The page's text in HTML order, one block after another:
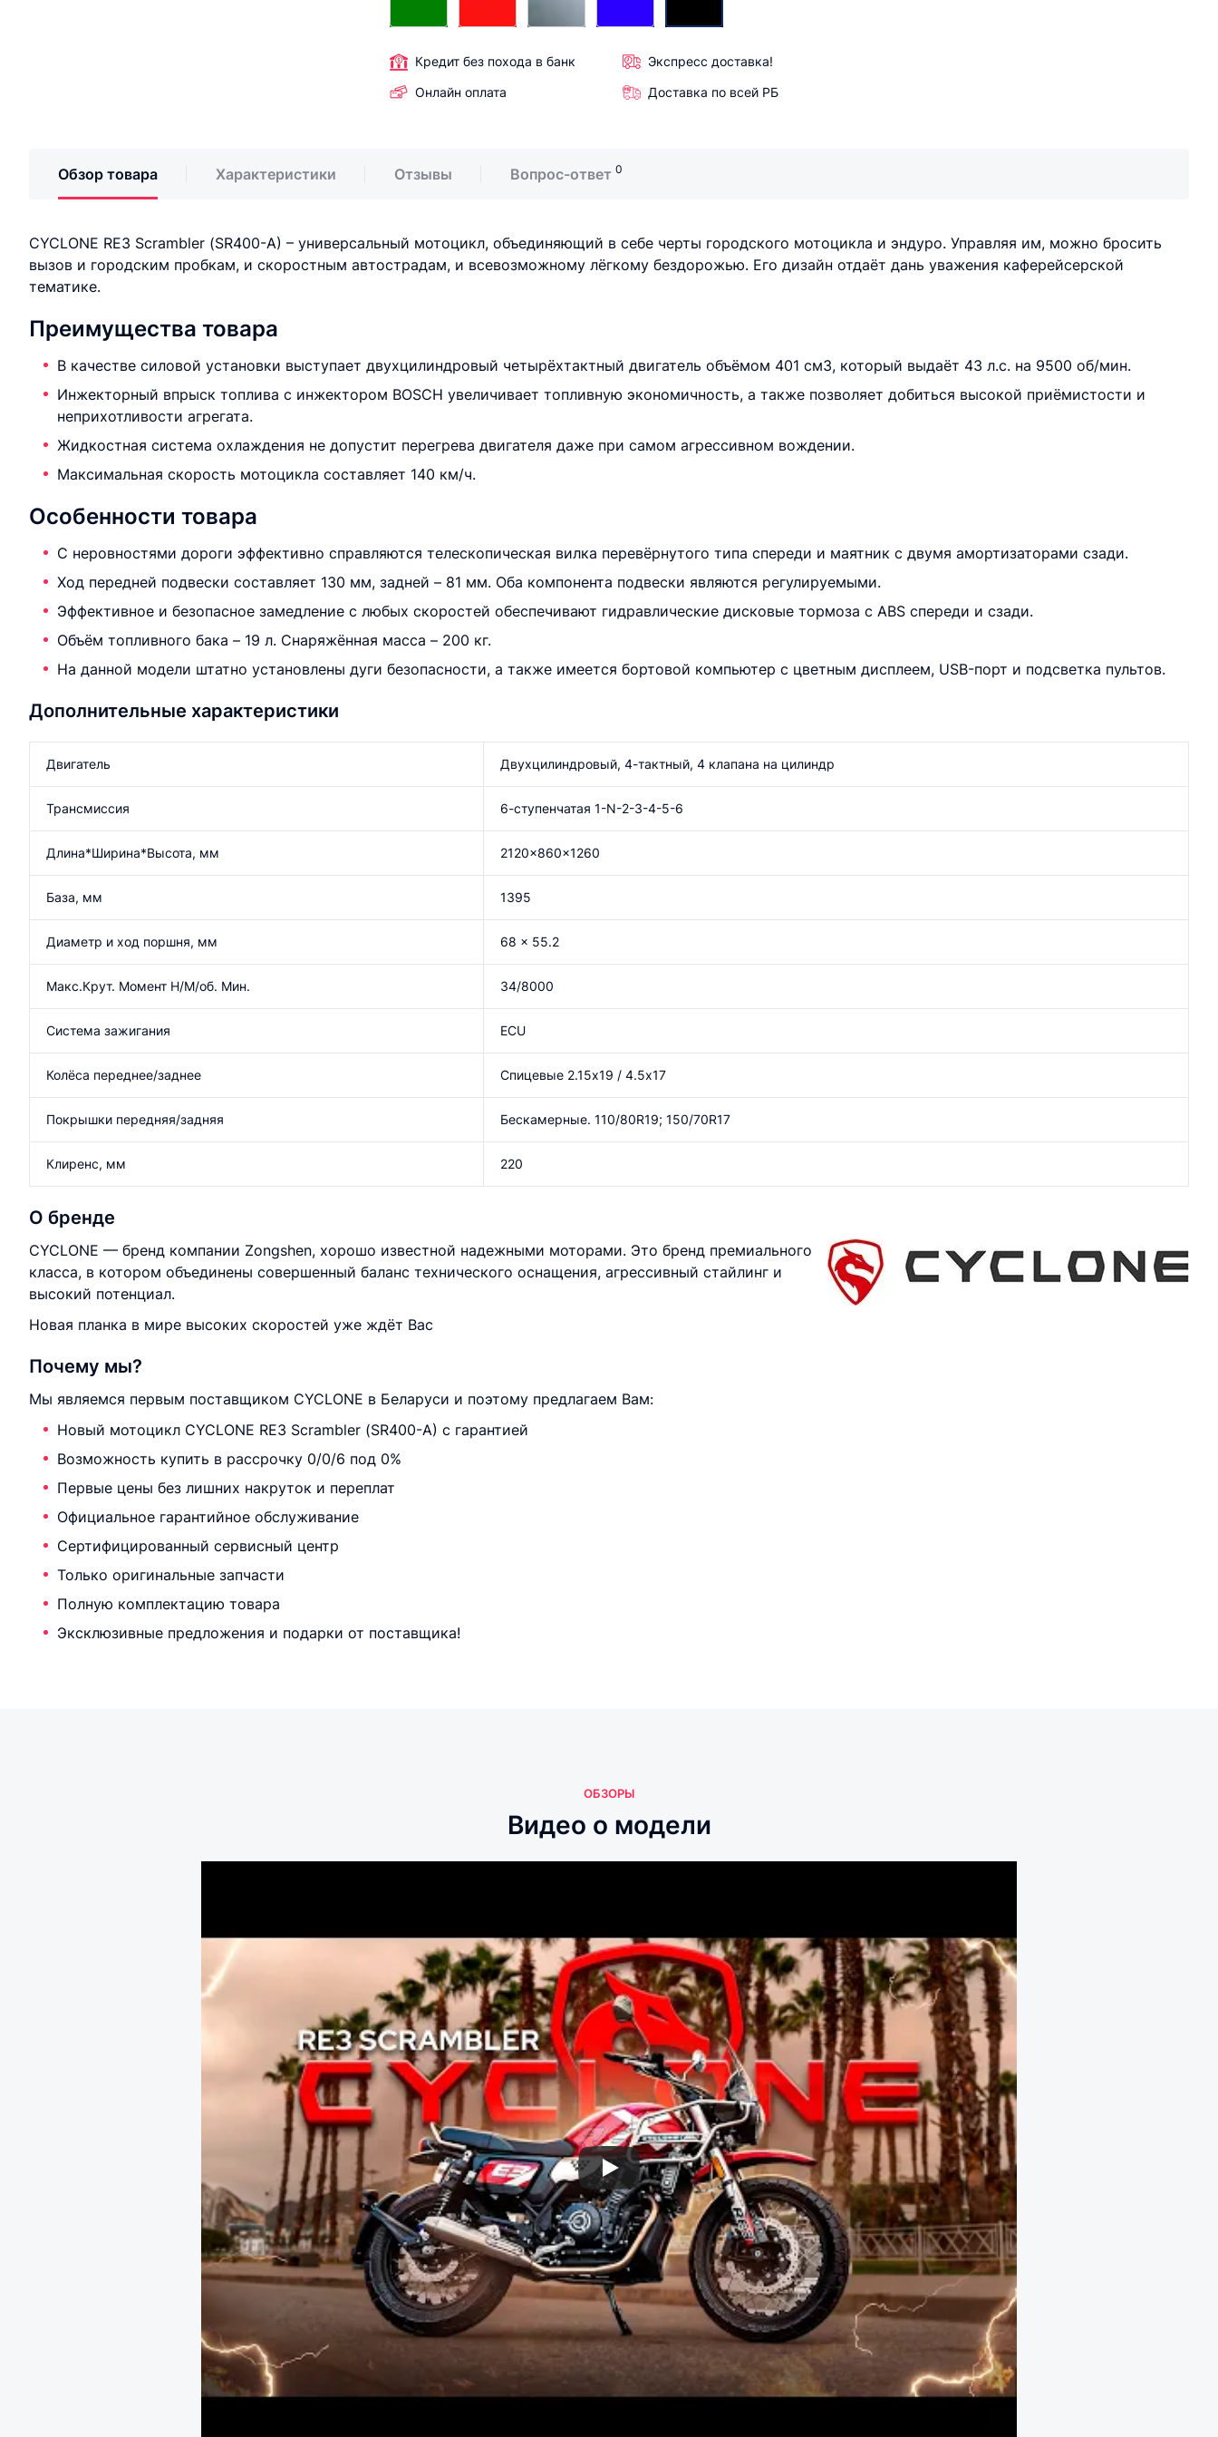
Кредит без похода в банк
Экспресс доставка!
Онлайн оплата
Доставка по всей РБ
Обзор товара Характеристики Отзывы Вопрос-ответ 0
CYCLONE RE3 Scrambler (SR400-A) – универсальный мотоцикл, объединяющий в себе черты городского мотоцикла и эндуро. Управляя им, можно бросить
вызов и городским пробкам, и скоростным автострадам, и всевозможному лёгкому бездорожью. Его дизайн отдаёт дань уважения каферейсерской
тематике.
Преимущества товара
В качестве силовой установки выступает двухцилиндровый четырёхтактный двигатель объёмом 401 см3, который выдаёт 43 л.с. на 9500 об/мин.
Инжекторный впрыск топлива с инжектором BOSCH увеличивает топливную экономичность, а также позволяет добиться высокой приёмистости и
неприхотливости агрегата.
Жидкостная система охлаждения не допустит перегрева двигателя даже при самом агрессивном вождении.
Максимальная скорость мотоцикла составляет 140 км/ч.
Особенности товара
С неровностями дороги эффективно справляются телескопическая вилка перевёрнутого типа спереди и маятник с двумя амортизаторами сзади.
Ход передней подвески составляет 130 мм, задней – 81 мм. Оба компонента подвески являются регулируемыми.
Эффективное и безопасное замедление с любых скоростей обеспечивают гидравлические дисковые тормоза с ABS спереди и сзади.
Объём топливного бака – 19 л. Снаряжённая масса – 200 кг.
На данной модели штатно установлены дуги безопасности, а также имеется бортовой компьютер с цветным дисплеем, USB-порт и подсветка пультов.
Дополнительные характеристики
Двигатель Двухцилиндровый, 4-тактный, 4 клапана на цилиндр
Трансмиссия 6-ступенчатая 1-N-2-3-4-5-6
Длина*Ширина*Высота, мм 2120x860x1260
База, мм 1395
Диаметр и ход поршня, мм 68 x 55.2
Макс.Крут. Момент Н/М/об. Мин. 34/8000
Система зажигания ECU
Колёса переднее/заднее Спицевые 2.15х19 / 4.5х17
Покрышки передняя/задняя Бескамерные. 110/80R19; 150/70R17
Клиренс, мм 220
О бренде
CYCLONE — бренд компании Zongshen, хорошо известной надежными моторами. Это бренд премиального
класса, в котором объединены совершенный баланс технического оснащения, агрессивный стайлинг и
высокий потенциал.
Новая планка в мире высоких скоростей уже ждёт Вас
Почему мы?
Мы являемся первым поставщиком CYCLONE в Беларуси и поэтому предлагаем Вам:
Новый мотоцикл CYCLONE RE3 Scrambler (SR400-A) с гарантией
Возможность купить в рассрочку 0/0/6 под 0%
Первые цены без лишних накруток и переплат
Официальное гарантийное обслуживание
Сертифицированный сервисный центр
Только оригинальные запчасти
Полную комплектацию товара
Эксклюзивные предложения и подарки от поставщика!
ОБЗОРЫ
Видео о модели